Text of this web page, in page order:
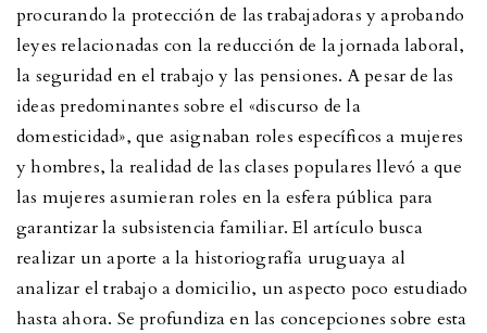
procurando la protección de las trabajadoras y aprobando
leyes relacionadas con la reducción de la jornada laboral,
la seguridad en el trabajo y las pensiones. A pesar de las
ideas predominantes sobre el «discurso de la
domesticidad», que asignaban roles específicos a mujeres
y hombres, la realidad de las clases populares llevó a que
las mujeres asumieran roles en la esfera pública para
garantizar la subsistencia familiar. El artículo busca
realizar un aporte a la historiografía uruguaya al
analizar el trabajo a domicilio, un aspecto poco estudiado
hasta ahora. Se profundiza en las concepciones sobre esta